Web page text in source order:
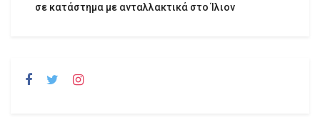
σε κατάστημα με ανταλλακτικά στο Ίλιον